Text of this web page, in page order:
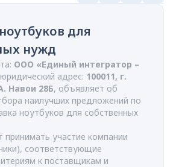
для
нужд
ООО «Единый интегратор –
адрес: 100011, г.
Навои 28Б, объявляет об
наилучших предложений по
ноутбуков для собственных
принимать участие компании
соответствующие
к поставщикам и